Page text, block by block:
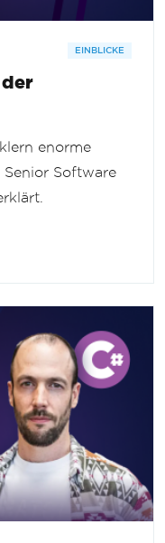
EINBLICKE
enorme
Software